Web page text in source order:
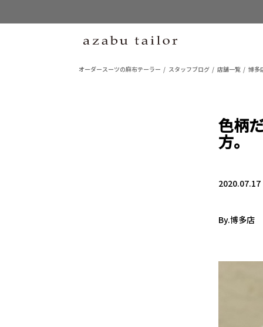
オーダースーツの麻布テーラー スタッフブログ 店舗一覧 博多
色柄
方。
2020.07.17
By.博多店